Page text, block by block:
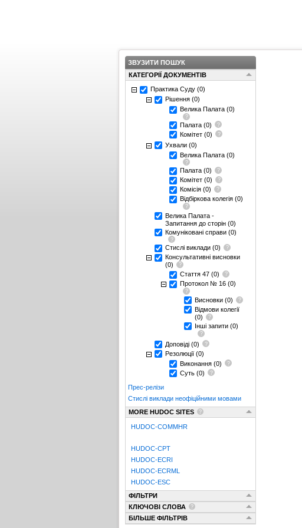
ЗВУЗИТИ ПОШУК
КАТЕГОРІЇ ДОКУМЕНТІВ
Практика Суду (0)
Рішення (0)
Велика Палата (0)
Палата (0)
Комітет (0)
Ухвали (0)
Велика Палата (0)
Палата (0)
Комітет (0)
Комісія (0)
Відбіркова колегія (0)
Велика Палата -
Запитання до сторін (0)
Комуніковані справи (0)
Стислі виклади (0)
Консультативні висновки
(0)
Стаття 47 (0)
Протокол № 16 (0)
Висновки (0)
Відмови колегії
(0)
Інші запити (0)
Доповіді (0)
Резолюції (0)
Виконання (0)
Суть (0)
Прес-релізи
Стислі виклади неофіційними мовами
MORE HUDOC SITES
HUDOC-COMMHR
HUDOC-CPT
HUDOC-ECRI
HUDOC-ECRML
HUDOC-ESC
ФІЛЬТРИ
КЛЮЧОВІ СЛОВА
БІЛЬШЕ ФІЛЬТРІВ